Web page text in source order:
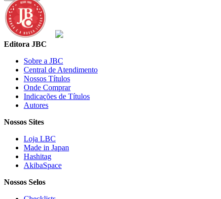
Editora JBC
Sobre a JBC
Central de Atendimento
Nossos Títulos
Onde Comprar
Indicações de Títulos
Autores
Nossos Sites
Loja LBC
Made in Japan
Hashitag
AkibaSpace
Nossos Selos